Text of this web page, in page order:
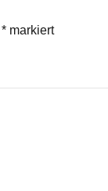
* markiert